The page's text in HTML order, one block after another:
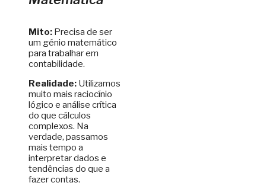
Mito: Precisa de ser
um génio matemático
para trabalhar em
contabilidade.
Realidade: Utilizamos
muito mais raciocínio
lógico e análise crítica
do que cálculos
complexos. Na
verdade, passamos
mais tempo a
interpretar dados e
tendências do que a
fazer contas.